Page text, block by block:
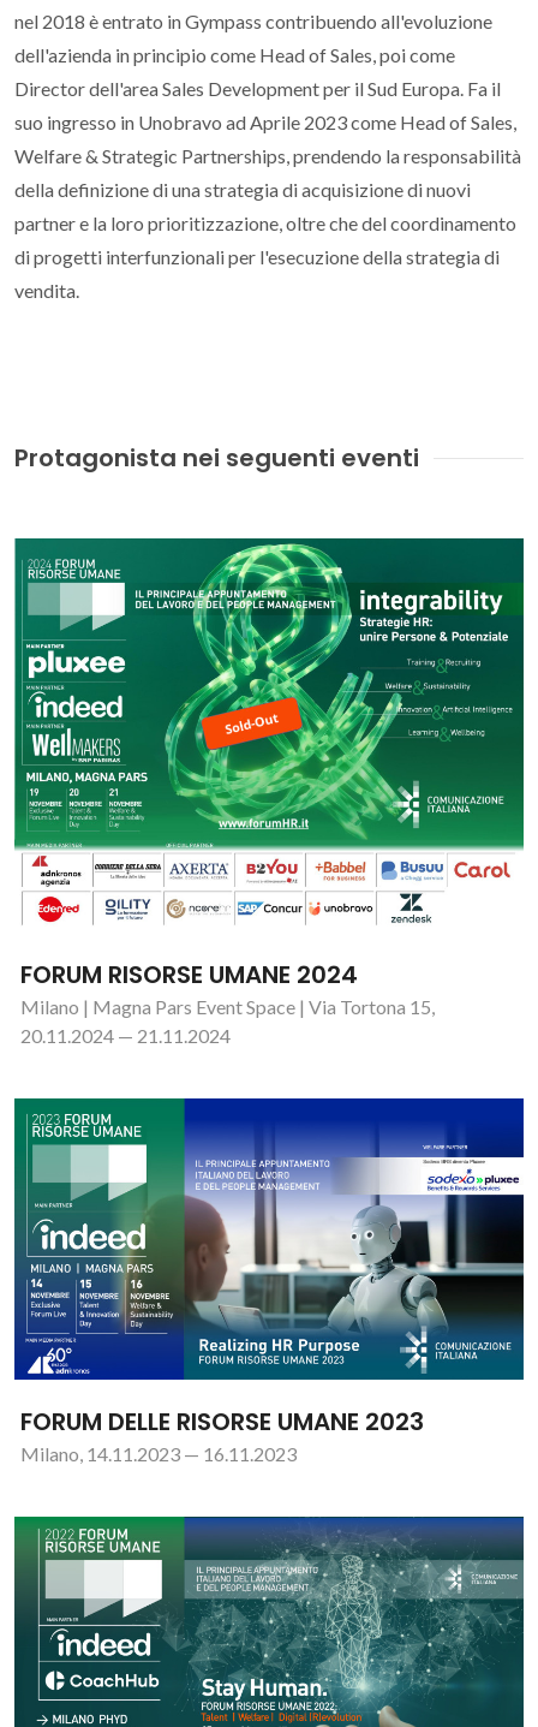
nel 2018 è entrato in Gympass contribuendo all'evoluzione
dell'azienda in principio come Head of Sales, poi come
Director dell'area Sales Development per il Sud Europa. Fa il
suo ingresso in Unobravo ad Aprile 2023 come Head of Sales,
Welfare & Strategic Partnerships, prendendo la responsabilità
della definizione di una strategia di acquisizione di nuovi
partner e la loro prioritizzazione, oltre che del coordinamento
di progetti interfunzionali per l'esecuzione della strategia di
vendita.
Protagonista nei seguenti eventi
FORUM RISORSE UMANE 2024
Milano | Magna Pars Event Space | Via Tortona 15,
20.11.2024 — 21.11.2024
FORUM DELLE RISORSE UMANE 2023
Milano, 14.11.2023 — 16.11.2023